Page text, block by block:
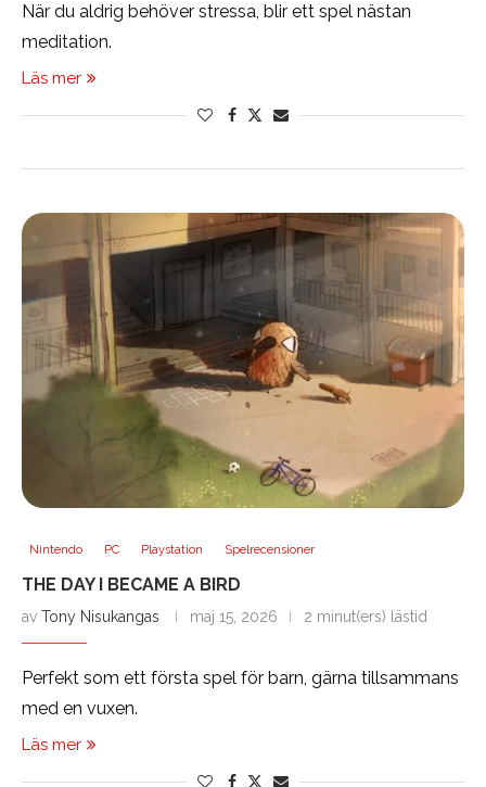
När du aldrig behöver stressa, blir ett spel nästan
meditation.
Läs mer
Nintendo PC Playstation Spelrecensioner
THE DAY I BECAME A BIRD
av Tony Nisukangas maj 15, 2026 2 minut(ers) lästid
Perfekt som ett första spel för barn, gärna tillsammans
med en vuxen.
Läs mer